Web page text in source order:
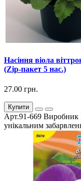
Насіння віола
(Zip-пакет 5 нас.)
27.00 грн.
Купити
Арт.91-669 Виробник
унікальним